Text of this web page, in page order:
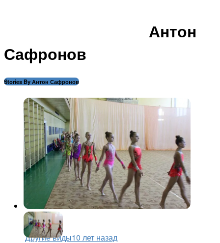
Антон
Сафронов
Stories By Антон Сафронов
Другие виды10 лет назад